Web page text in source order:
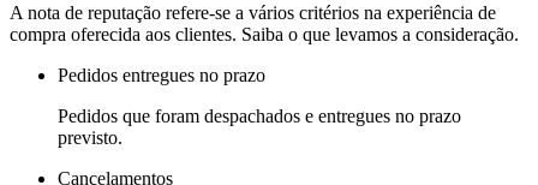
A nota de reputação refere-se a vários critérios na experiência de
compra oferecida aos clientes. Saiba o que levamos a consideração.
Pedidos entregues no prazo
Pedidos que foram despachados e entregues no prazo
previsto.
Cancelamentos